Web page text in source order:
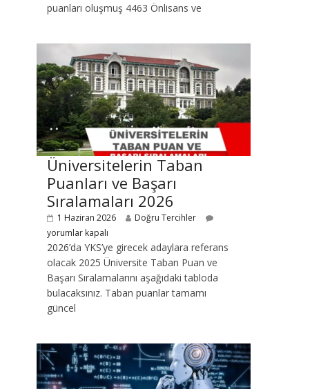
puanları oluşmuş 4463 Önlisans ve
Üniversitelerin Taban
Puanları ve Başarı
Sıralamaları 2026
1 Haziran 2026
Doğru Tercihler
yorumlar kapalı
2026’da YKS’ye girecek adaylara referans
olacak 2025 Üniversite Taban Puan ve
Başarı Sıralamalarını aşağıdaki tabloda
bulacaksınız. Taban puanlar tamamı
güncel